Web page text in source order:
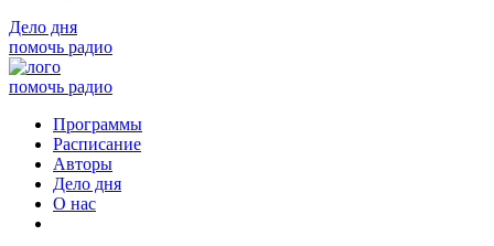
Дело дня
помочь радио
помочь радио
Программы
Расписание
Авторы
Дело дня
О нас